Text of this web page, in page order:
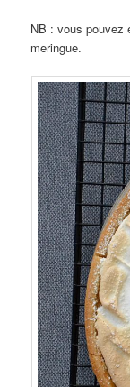
NB : vous pouvez
meringue.